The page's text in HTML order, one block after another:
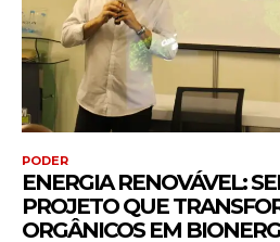
PODER
ENERGIA RENOVÁVEL:
PROJETO QUE
ORGÂNICOS EM